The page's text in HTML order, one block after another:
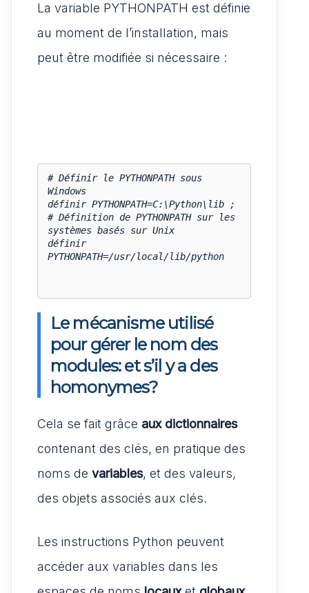
La variable PYTHONPATH est définie
au moment de l’installation, mais
peut être modifiée si nécessaire :
# Définir le PYTHONPATH sous
Windows
définir PYTHONPATH=C:\Python\lib ;
# Définition de PYTHONPATH sur les
systèmes basés sur Unix
définir
PYTHONPATH=/usr/local/lib/python
Le mécanisme utilisé
pour gérer le nom des
modules: et s’il y a des
homonymes?
Cela se fait grâce aux dictionnaires
contenant des clés, en pratique des
noms de variables, et des valeurs,
des objets associés aux clés.
Les instructions Python peuvent
accéder aux variables dans les